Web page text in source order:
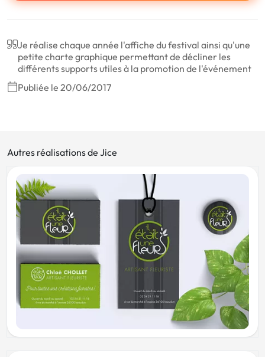
Je réalise chaque année l'affiche du festival ainsi qu'une
petite charte graphique permettant de décliner les
différents supports utiles à la promotion de l'événement
Publiée le 20/06/2017
Autres réalisations de Jice